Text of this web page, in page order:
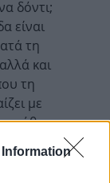
Information
δόντι;
είναι
τη
και
τη
με
γνάθο.
να